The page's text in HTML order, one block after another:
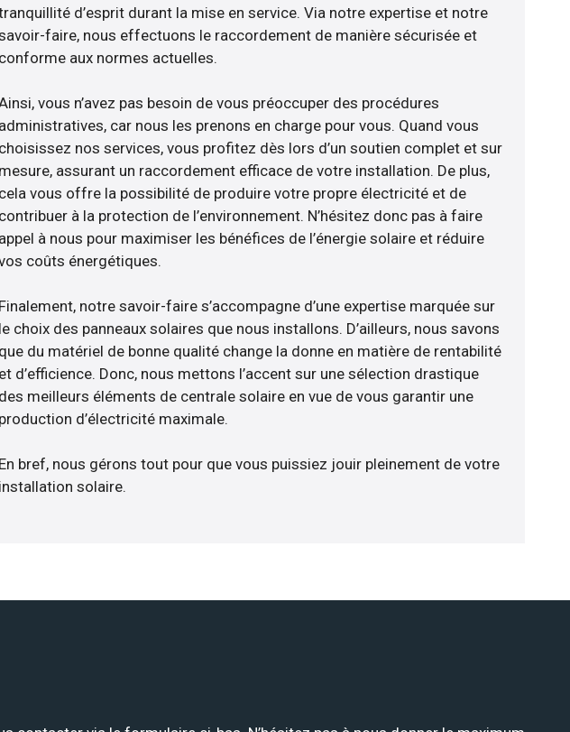
d’esprit durant la mise en service. Via notre expertise et notre
faire, nous effectuons le raccordement de manière sécurisée et
conforme aux normes actuelles.
vous n’avez pas besoin de vous préoccuper des procédures
administratives, car nous les prenons en charge pour vous. Quand vous
choisissez nos services, vous profitez dès lors d’un soutien complet et sur
mesure, assurant un raccordement efficace de votre installation. De plus,
cela vous offre la possibilité de produire votre propre électricité et de
contribuer à la protection de l’environnement. N’hésitez donc pas à faire
appel à nous pour maximiser les bénéfices de l’énergie solaire et réduire
coûts énergétiques.
Finalement, notre savoir-faire s’accompagne d’une expertise marquée sur
le choix des panneaux solaires que nous installons. D’ailleurs, nous savons
que du matériel de bonne qualité change la donne en matière de rentabilité
et d’efficience. Donc, nous mettons l’accent sur une sélection drastique
des meilleurs éléments de centrale solaire en vue de vous garantir une
production d’électricité maximale.
En bref, nous gérons tout pour que vous puissiez jouir pleinement de votre
installation solaire.